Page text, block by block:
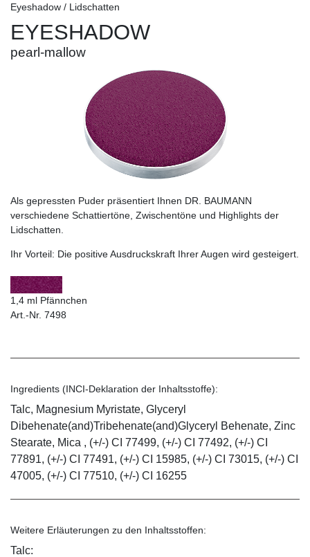
Eyeshadow / Lidschatten
EYESHADOW
pearl-mallow
Als gepressten Puder präsentiert Ihnen DR. BAUMANN
verschiedene Schattiertöne, Zwischentöne und Highlights der
Lidschatten.
Ihr Vorteil: Die positive Ausdruckskraft Ihrer Augen wird gesteigert.
1,4 ml Pfännchen
Art.-Nr. 7498
Ingredients (INCI-Deklaration der Inhaltsstoffe):
Talc, Magnesium Myristate, Glyceryl
Dibehenate(and)Tribehenate(and)Glyceryl Behenate, Zinc
Stearate, Mica , (+/-) CI 77499, (+/-) CI 77492, (+/-) CI
77891, (+/-) CI 77491, (+/-) CI 15985, (+/-) CI 73015, (+/-) CI
47005, (+/-) CI 77510, (+/-) CI 16255
Weitere Erläuterungen zu den Inhaltsstoffen:
Talc: